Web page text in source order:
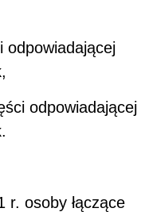
odpowiadającej
odpowiadającej
r. osoby łączące